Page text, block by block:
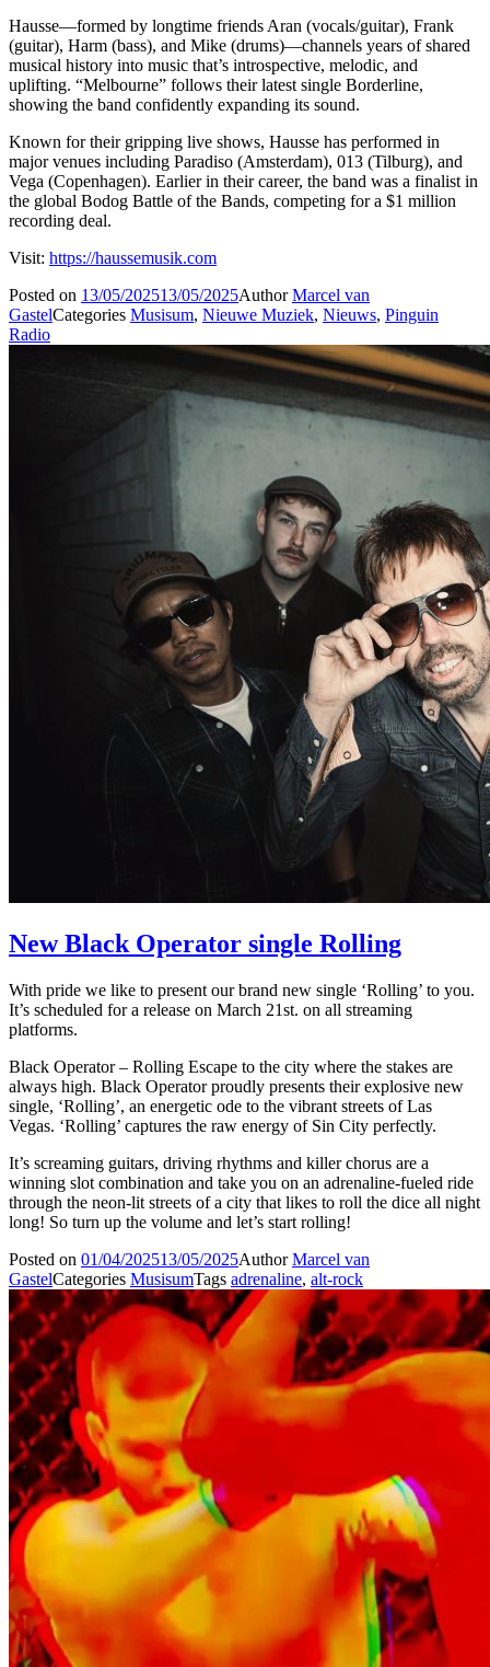
Hausse—formed by longtime friends Aran (vocals/guitar), Frank
(guitar), Harm (bass), and Mike (drums)—channels years of shared
musical history into music that’s introspective, melodic, and
uplifting. “Melbourne” follows their latest single Borderline,
showing the band confidently expanding its sound.
Known for their gripping live shows, Hausse has performed in
major venues including Paradiso (Amsterdam), 013 (Tilburg), and
Vega (Copenhagen). Earlier in their career, the band was a finalist in
the global Bodog Battle of the Bands, competing for a $1 million
recording deal.
Visit: https://haussemusik.com
Posted on 13/05/202513/05/2025AuthorMarcel van
GastelCategories Musisum, Nieuwe Muziek, Nieuws, Pinguin
Radio
New Black Operator single Rolling
With pride we like to present our brand new single ‘Rolling’ to you.
It’s scheduled for a release on March 21st. on all streaming
platforms.
Black Operator – Rolling Escape to the city where the stakes are
always high. Black Operator proudly presents their explosive new
single, ‘Rolling’, an energetic ode to the vibrant streets of Las
Vegas. ‘Rolling’ captures the raw energy of Sin City perfectly.
It’s screaming guitars, driving rhythms and killer chorus are a
winning slot combination and take you on an adrenaline-fueled ride
through the neon-lit streets of a city that likes to roll the dice all night
long! So turn up the volume and let’s start rolling!
Posted on 01/04/202513/05/2025AuthorMarcel van
GastelCategories MusisumTags adrenaline, alt-rock